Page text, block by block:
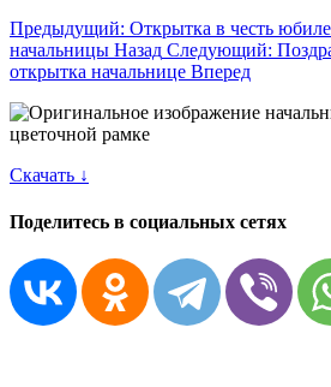
Предыдущий: Открытка в честь
начальницы Назад Следующий:
открытка начальнице Вперед
Скачать ↓
Поделитесь в социальных сетях